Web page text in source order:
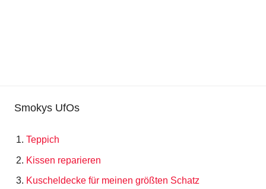
Smokys UfOs
Teppich
Kissen reparieren
Kuscheldecke für meinen größten Schatz